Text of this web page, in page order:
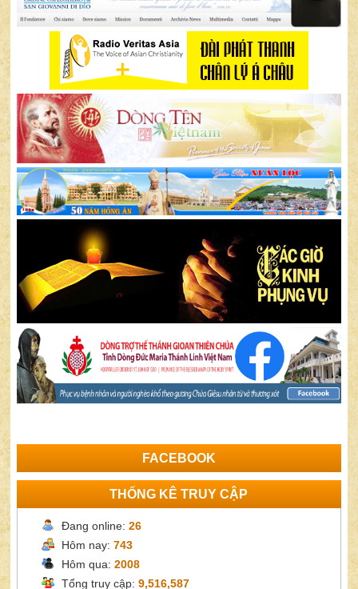
FACEBOOK
THỐNG KÊ TRUY CẬP
Đang online:26
Hôm nay:743
Hôm qua:2008
Tổng truy cập:9,516,587